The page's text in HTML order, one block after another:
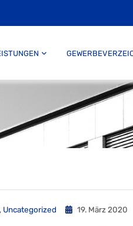
, Uncategorized 19. März 2020